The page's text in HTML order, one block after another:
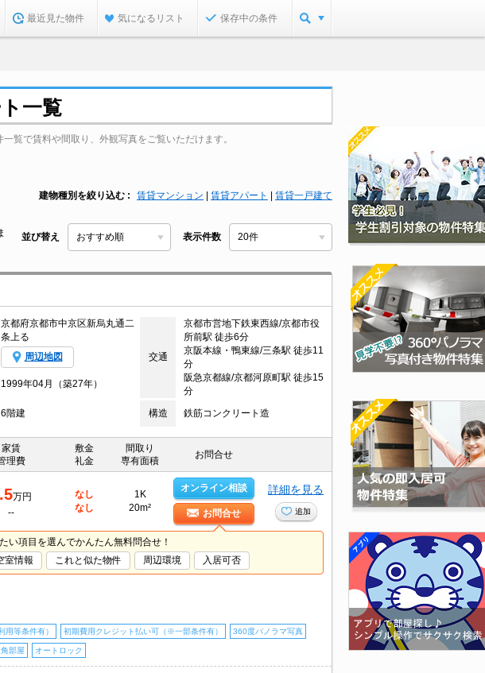
最近見た物件 気になるリスト 保存中の条件
一覧
覧で賃料や間取り、外観写真をご覧いただけます。
建物種別を絞り込む 賃貸マンション 賃貸アパート 賃貸一戸建て
並び替え 表示件数
京都府京都市中京区新烏丸通二
条上る
周辺地図 交通
京都市営地下鉄東西線/京都市役
所前駅 徒歩6分
京阪本線・鴨東線/三条駅 徒歩11
分
阪急京都線/京都河原町駅 徒歩15
分
1999年04月（築27年）
6階建 構造 鉄筋コンクリート造
家賃
理費
敷金
礼金
間取り
専有面積
お問合せ
万円
--
なし
なし
1K
20m²
オンライン相談
お問合せ
詳細を見る
追加
い項目を選んでかんたん無料問合せ！
室情報 これと似た物件 周辺環境 入居可否
等条件有） 初期費用クレジット払い可（※一部条件有） 360度パノラマ写真
角部屋 オートロック